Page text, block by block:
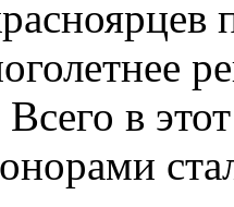
в